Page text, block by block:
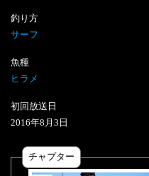
釣り方
サーフ
魚種
ヒラメ
初回放送日
2016年8 月 3 日
チャプター